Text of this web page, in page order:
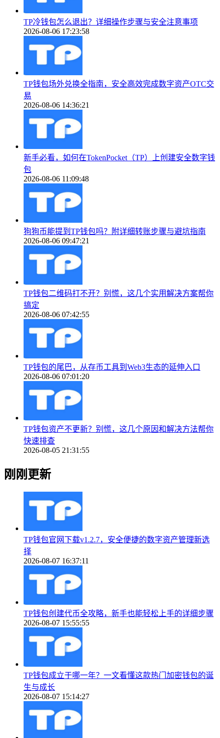
TP冷钱包怎么退出？详细操作步骤与安全注意事项
2026-08-06 17:23:58
TP钱包场外兑换全指南，安全高效完成数字资产OTC交
易
2026-08-06 14:36:21
新手必看，如何在TokenPocket（TP）上创建安全数字钱
包
2026-08-06 11:09:48
狗狗币能提到TP钱包吗？附详细转账步骤与避坑指南
2026-08-06 09:47:21
TP钱包二维码打不开？别慌，这几个实用解决方案帮你
搞定
2026-08-06 07:42:55
TP钱包的尾巴，从存币工具到Web3生态的延伸入口
2026-08-06 07:01:20
TP钱包资产不更新？别慌，这几个原因和解决方法帮你
快速排查
2026-08-05 21:31:55
刚刚更新
TP钱包官网下载v1.2.7，安全便捷的数字资产管理新选
择
2026-08-07 16:37:11
TP钱包创建代币全攻略，新手也能轻松上手的详细步骤
2026-08-07 15:55:55
TP钱包成立于哪一年？一文看懂这款热门加密钱包的诞
生与成长
2026-08-07 15:14:27